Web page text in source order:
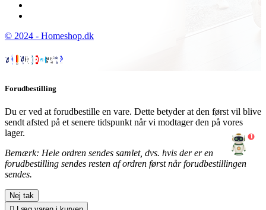
© 2024 - Homeshop.dk
Forudbestilling
Du er ved at forudbestille en vare. Dette betyder at den først vil blive
sendt afsted på et senere tidspunkt når vi modtager den på vores
lager.
Bemærk: Hele ordren sendes samlet, dvs. hvis der er en
forudbestilling sendes resten af ordren først når forudbestillingen
sendes.
Nej tak
1